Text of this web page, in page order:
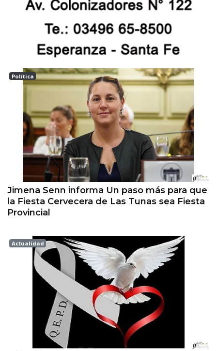
Política
Las tunas
Jimena Senn informa Un paso más para que
la Fiesta Cervecera de Las Tunas sea Fiesta
Provincial
Actualidad
Esperanza